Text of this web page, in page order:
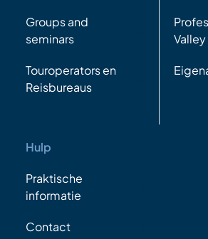
Groups and
seminars
Touroperators en
Reisbureaus
Valley
Hulp
Praktische
informatie
Contact